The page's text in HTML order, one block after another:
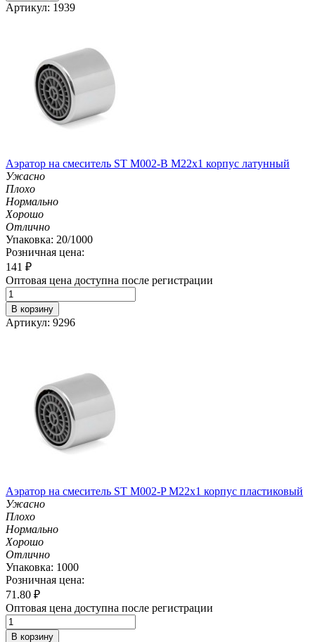
Артикул: 1939
Аэратор на смеситель ST М002-B М22х1 корпус латунный
Ужасно
Плохо
Нормально
Хорошо
Отлично
Упаковка: 20/1000
Розничная цена:
141 ₽
Оптовая цена доступна после регистрации
В корзину
Артикул: 9296
Аэратор на смеситель ST М002-P М22х1 корпус пластиковый
Ужасно
Плохо
Нормально
Хорошо
Отлично
Упаковка: 1000
Розничная цена:
71.80 ₽
Оптовая цена доступна после регистрации
В корзину